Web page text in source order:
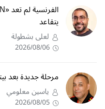
يتقاعد
لعلى بشطولة
2026/08/06
مرحلة جديدة بعد
ياسين معلومي
2026/08/05